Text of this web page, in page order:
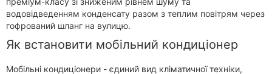
водовідведенням конденсату разом з теплим повітрям через
гофрований шланг на вулицю.
Як встановити мобільний кондиціонер
Мобільні кондиціонери - єдиний вид кліматичної техніки,